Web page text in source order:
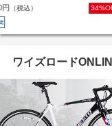
NIRONE 7 105 11S ( ビア
ネ 7 105 11スピード ) シリ
ラック/チタニウムシルバー
ロッシー 53 ( 身長目安
155,000円
ク
ロ
ロ
ワイズロード